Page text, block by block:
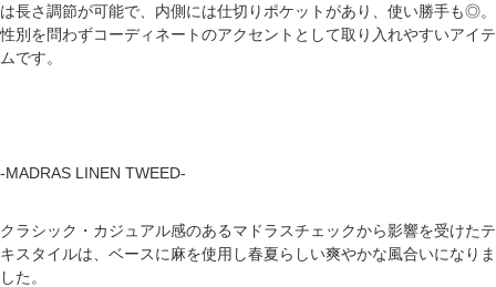
は長さ調節が可能で、内側には仕切りポケットがあり、使い勝手も◎。
性別を問わずコーディネートのアクセントとして取り入れやすいアイテ
ムです。
-MADRAS LINEN TWEED-
クラシック・カジュアル感のあるマドラスチェックから影響を受けたテ
キスタイルは、ベースに麻を使用し春夏らしい爽やかな風合いになりま
した。